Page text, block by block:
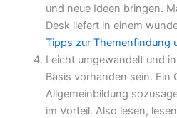
und neue Ideen bringen.
Desk liefert in einem
Tipps zur Themenfindung
Leicht umgewandelt und
Basis vorhanden sein. Ein
Allgemeinbildung
im Vorteil. Also lesen,